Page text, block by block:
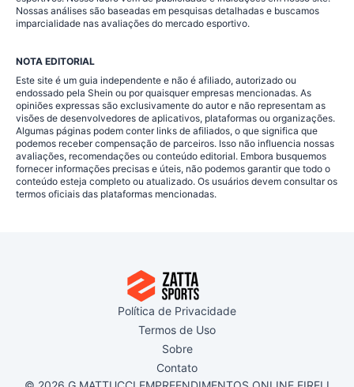
Nossas análises são baseadas em pesquisas detalhadas e buscamos
imparcialidade nas avaliações do mercado esportivo.
NOTA EDITORIAL
Este site é um guia independente e não é afiliado, autorizado ou
endossado pela Shein ou por quaisquer empresas mencionadas. As
opiniões expressas são exclusivamente do autor e não representam as
visões de desenvolvedores de aplicativos, plataformas ou organizações.
Algumas páginas podem conter links de afiliados, o que significa que
podemos receber compensação de parceiros. Isso não influencia nossas
avaliações, recomendações ou conteúdo editorial. Embora busquemos
fornecer informações precisas e úteis, não podemos garantir que todo o
conteúdo esteja completo ou atualizado. Os usuários devem consultar os
termos oficiais das plataformas mencionadas.
Política de Privacidade
Termos de Uso
Sobre
Contato